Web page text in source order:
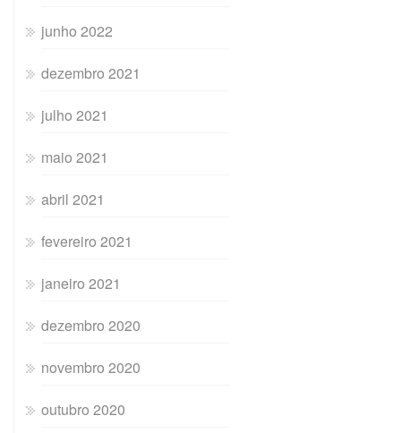
junho 2022
dezembro 2021
julho 2021
maio 2021
abril 2021
fevereiro 2021
janeiro 2021
dezembro 2020
novembro 2020
outubro 2020